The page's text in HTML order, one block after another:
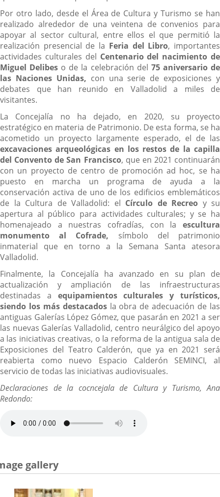
Por otro lado, desde el Área de Cultura y Turismo se han
realizado alrededor de una veintena de convenios para
apoyar al sector cultural, entre ellos el que permitió la
realización presencial de la Feria del Libro, importantes
actividades culturales del Centenario del nacimiento de
Miguel Delibes o de la celebración del 75 aniversario de
las Naciones Unidas, con una serie de exposiciones y
debates que han reunido en Valladolid a miles de
visitantes.
La Concejalía no ha dejado, en 2020, su proyecto
estratégico en materia de Patrimonio. De esta forma, se ha
acometido un proyecto largamente esperado, el de las
excavaciones arqueológicas en los restos de la capilla
del Convento de San Francisco, que en 2021 continuarán
con un proyecto de centro de promoción ad hoc, se ha
puesto en marcha un programa de ayuda a la
conservación activa de uno de los edificios emblemáticos
de la Cultura de Valladolid: el Círculo de Recreo y su
apertura al público para actividades culturales; y se ha
homenajeado a nuestras cofradías, con la escultura
monumento al Cofrade, símbolo del patrimonio
inmaterial que en torno a la Semana Santa atesora
Valladolid.
Finalmente, la Concejalía ha avanzado en su plan de
actualización y ampliación de las infraestructuras
destinadas a equipamientos culturales y turísticos,
siendo los más destacadosla obra de adecuación de las
antiguas Galerías López Gómez, que pasarán en 2021 a ser
las nuevas Galerías Valladolid, centro neurálgico del apoyo
a las iniciativas creativas, o la reforma de la antigua sala de
Exposiciones del Teatro Calderón, que ya en 2021 será
reabierta como nuevo Espacio Calderón SEMINCI, al
servicio de todas las iniciativas audiovisuales.
Declaraciones de la cocncejala de Cultura y Turismo, Ana
Redondo:
gallery